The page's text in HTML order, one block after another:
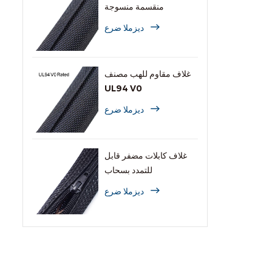
منقسمة منسوجة
ديزملا ضرع
غلاف مقاوم للهب مصنف
UL94 V0
ديزملا ضرع
غلاف كابلات مضفر قابل
للتمدد بسحاب
ديزملا ضرع